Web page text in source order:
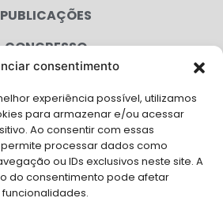
consentimento
experiência possível, utilizamos
para armazenar e/ou acessar
Ao consentir com essas
processar dados como
ou IDs exclusivos neste site. A
do consentimento pode afetar
PUBLICAÇÕES
CONGRESSO
CAMPANHAS
SERVIÇOS
FILIADAS